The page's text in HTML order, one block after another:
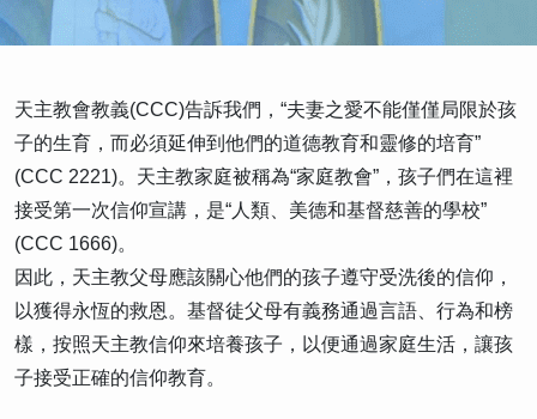
天主教會教義(CCC)告訴我們，“夫妻之愛不能僅僅局限於孩
子的生育，而必須延伸到他們的道德教育和靈修的培育”
(CCC 2221)。天主教家庭被稱為“家庭教會”，孩子們在這裡
接受第一次信仰宣講，是“人類、美德和基督慈善的學校”
(CCC 1666)。
因此，天主教父母應該關心他們的孩子遵守受洗後的信仰，
以獲得永恆的救恩。基督徒父母有義務通過言語、行為和榜
樣，按照天主教信仰來培養孩子，以便通過家庭生活，讓孩
子接受正確的信仰教育。